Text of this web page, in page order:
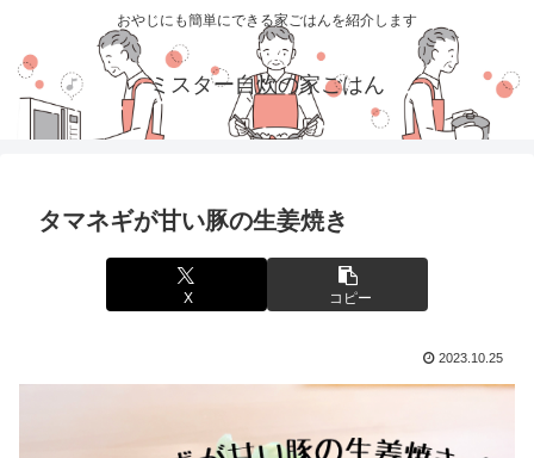
おやじにも簡単にできる家ごはんを紹介します
ミスター自炊の家ごはん
タマネギが甘い豚の生姜焼き
X コピー
2023.10.25